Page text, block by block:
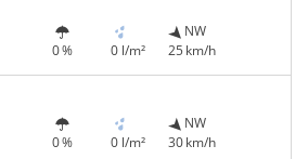
0 % 0 l/m²
NW
25 km/h
0 % 0 l/m²
NW
30 km/h